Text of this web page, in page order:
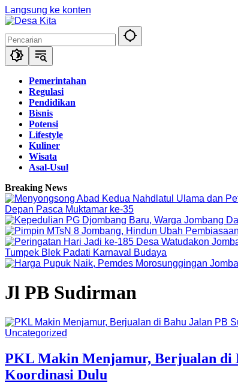
Langsung ke konten
Pemerintahan
Regulasi
Pendidikan
Bisnis
Potensi
Lifestyle
Kuliner
Wisata
Asal-Usul
Breaking News
Depan Pasca Muktamar ke-35
Tumpek Blek Padati Karnaval Budaya
Jl PB Sudirman
Uncategorized
PKL Makin Menjamur, Berjualan di
Koordinasi Dulu